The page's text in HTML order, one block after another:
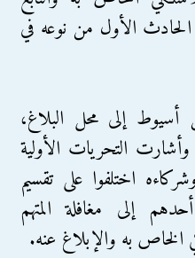
الحادث الأول من نوعه في
إلى محل البلاغ،
التحريات الأولية
اختلفوا على تقسيم
إلى مغافلة المتهم
الخاص به والإبلاغ عنه.